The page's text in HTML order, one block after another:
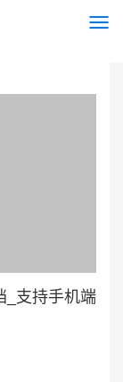
_支持手机端